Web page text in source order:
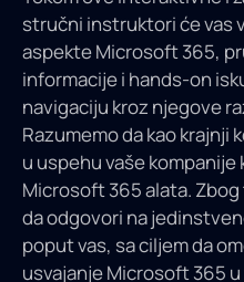
stručni instruktori će vas
aspekte Microsoft 365,
informacije i hands-on
navigaciju kroz njegove
Razumemo da kao krajnji
u uspehu vaše
Microsoft 365 alata.
da odgovori na
poput vas, sa ciljem da
usvajanje Microsoft 365